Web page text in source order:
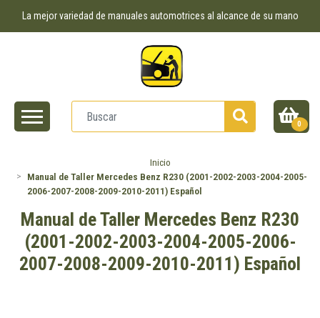
La mejor variedad de manuales automotrices al alcance de su mano
0
Inicio
Manual de Taller Mercedes Benz R230 (2001-2002-2003-2004-2005-
2006-2007-2008-2009-2010-2011) Español
Manual de Taller Mercedes Benz R230
(2001-2002-2003-2004-2005-2006-
2007-2008-2009-2010-2011) Español